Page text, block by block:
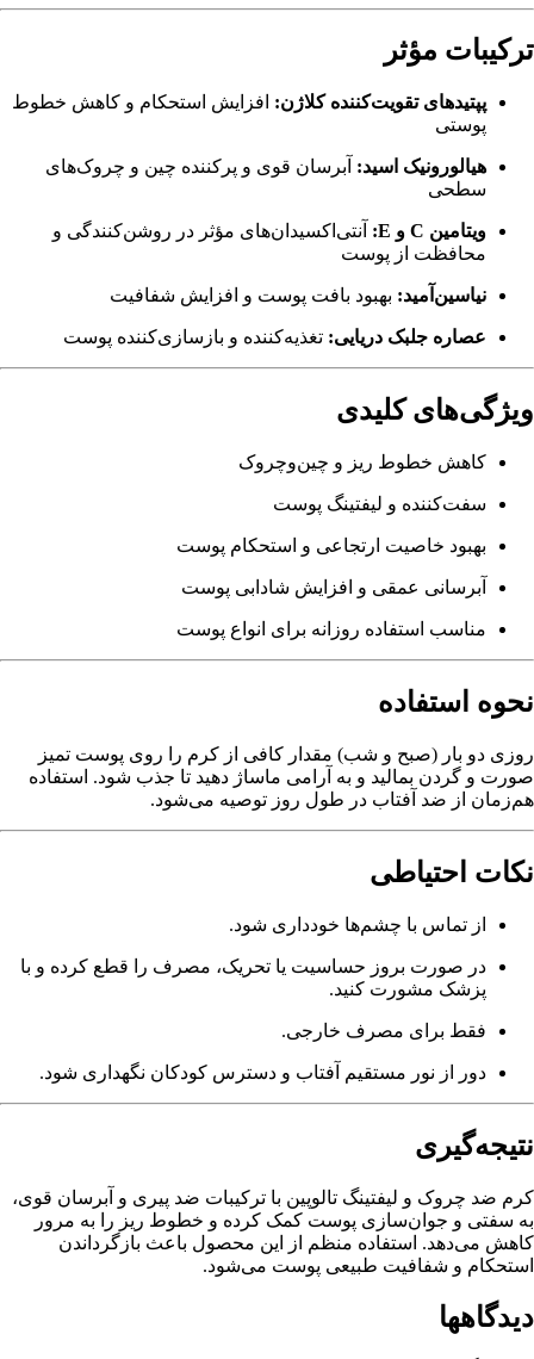
ترکیبات مؤثر
پپتیدهای تقویت‌کننده کلاژن: افزایش استحکام و کاهش خطوط
پوستی
هیالورونیک اسید: آبرسان قوی و پرکننده چین و چروک‌های
سطحی
ویتامین C و E:
آنتی‌اکسیدان‌های مؤثر در روشن‌کنندگی و
محافظت از پوست
نیاسین‌آمید: بهبود بافت پوست و افزایش شفافیت
عصاره جلبک دریایی: تغذیه‌کننده و بازسازی‌کننده پوست
ویژگی‌های کلیدی
کاهش خطوط ریز و چین‌وچروک
سفت‌کننده و لیفتینگ پوست
بهبود خاصیت ارتجاعی و استحکام پوست
آبرسانی عمقی و افزایش شادابی پوست
مناسب استفاده روزانه برای انواع پوست
نحوه استفاده
روزی دو بار (صبح و شب) مقدار کافی از کرم را روی پوست تمیز
صورت و گردن بمالید و به آرامی ماساژ دهید تا جذب شود. استفاده
هم‌زمان از ضد آفتاب در طول روز توصیه می‌شود.
نکات احتیاطی
از تماس با چشم‌ها خودداری شود.
در صورت بروز حساسیت یا تحریک، مصرف را قطع کرده و با
پزشک مشورت کنید.
فقط برای مصرف خارجی.
دور از نور مستقیم آفتاب و دسترس کودکان نگهداری شود.
نتیجه‌گیری
کرم ضد چروک و لیفتینگ تالوپین با ترکیبات ضد پیری و آبرسان قوی،
به سفتی و جوان‌سازی پوست کمک کرده و خطوط ریز را به مرور
کاهش می‌دهد. استفاده منظم از این محصول باعث بازگرداندن
استحکام و شفافیت طبیعی پوست می‌شود.
دیدگاهها